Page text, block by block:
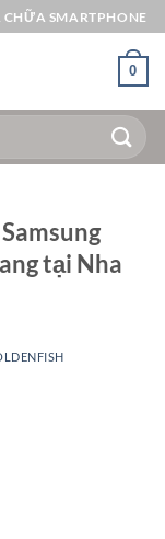
SMARTPHONE
0
tại Nha